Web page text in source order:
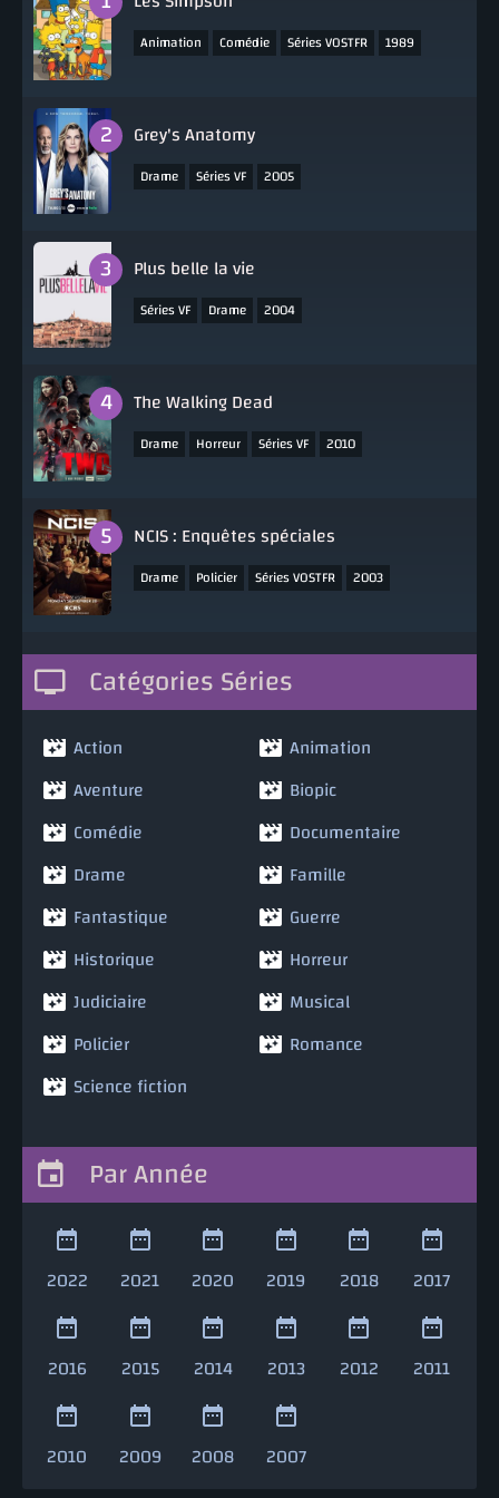
Animation Comédie Séries VOSTFR 1989
Grey's Anatomy
Drame Séries VF 2005
Plus belle la vie
Séries VF Drame 2004
The Walking Dead
Drame Horreur Séries VF 2010
NCIS : Enquêtes spéciales
Drame Policier Séries VOSTFR 2003
Catégories Séries
Action
Animation
Aventure
Biopic
Comédie
Documentaire
Drame
Famille
Fantastique
Guerre
Historique
Horreur
Judiciaire
Musical
Policier
Romance
Science fiction
Par Année
2022 2021 2020 2019 2018 2017
2016 2015 2014 2013 2012 2011
2010 2009 2008 2007